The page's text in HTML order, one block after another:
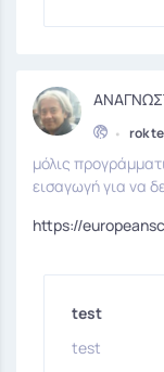
• rok
μόλις
εισαγωγή για να
https://
test
test